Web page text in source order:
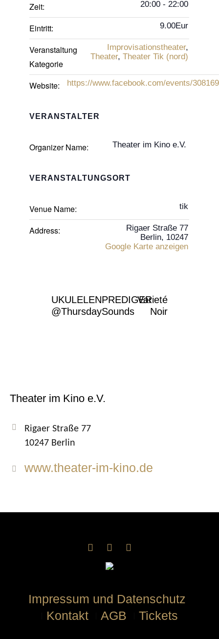
Zeit: 20:00 - 22:00
Eintritt: 9.00Eur
Veranstaltung
Kategorie
Improvisationstheater,
Theater,Theater Tik (nord)
Website: https://www.facebook.com/events/
VERANSTALTUNGSORT
Venue Name: tik
Address:
Rigaer Straße 77
Berlin, 10247
Google Karte anzeigen
VERANSTALTER
Organizer Name: Theater im Kino e.V.
UKULELENPREDIGER
@ThursdaySounds
Varieté
Noir
Theater im Kino e.V.
Rigaer Straße 77
10247 Berlin
www.theater-im-kino.de
Impressum und Datenschutz
Kontakt
AGB Tickets